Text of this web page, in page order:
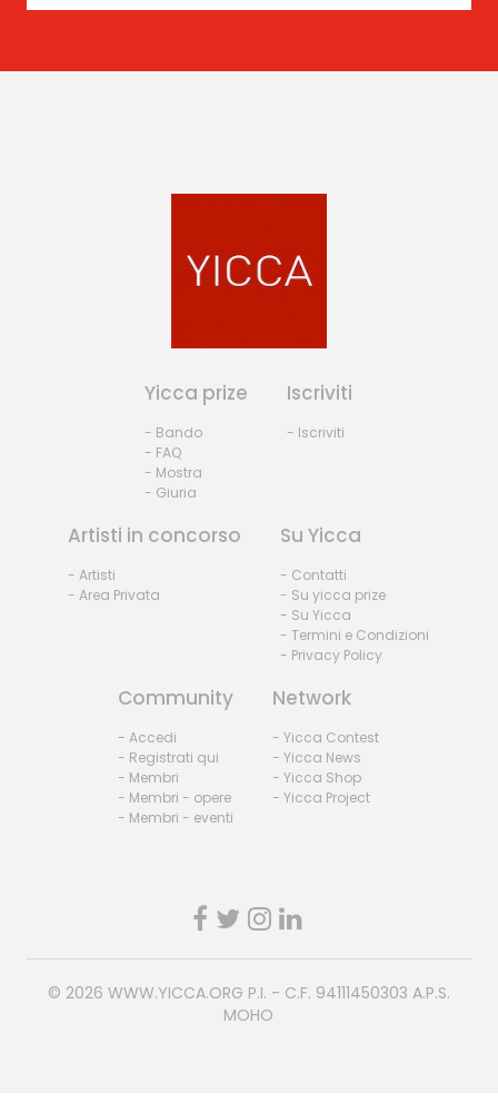
Yicca prize
- Bando
- FAQ
- Mostra
- Giuria
Iscriviti
- Iscriviti
Artisti in concorso
- Artisti
- Area Privata
Su Yicca
- Contatti
- Su yicca prize
- Su Yicca
- Termini e Condizioni
- Privacy Policy
Community
- Accedi
- Registrati qui
- Membri
- Membri - opere
- Membri - eventi
Network
- Yicca Contest
- Yicca News
- Yicca Shop
- Yicca Project
© 2026 WWW.YICCA.ORG P.I. - C.F. 94111450303 A.P.S.
MOHO